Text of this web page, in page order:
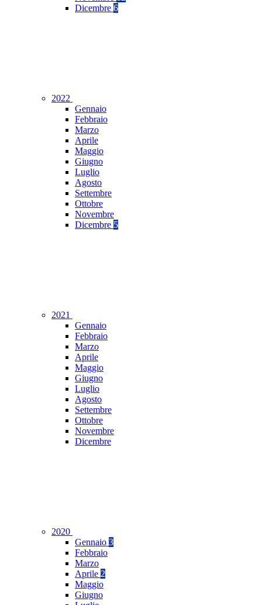
Dicembre 6
2022
Gennaio
Febbraio
Marzo
Aprile
Maggio
Giugno
Luglio
Agosto
Settembre
Ottobre
Novembre
Dicembre 5
2021
Gennaio
Febbraio
Marzo
Aprile
Maggio
Giugno
Luglio
Agosto
Settembre
Ottobre
Novembre
Dicembre
2020
Gennaio 3
Febbraio
Marzo
Aprile 2
Maggio
Giugno